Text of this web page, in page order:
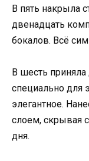
В пять накрыла
двенадцать
бокалов. Всё
В шесть приняла
специально для
элегантное.
слоем, скрывая
дня.